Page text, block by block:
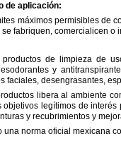
de aplicación:
máximos permisibles de
se fabriquen, comercialicen o
productos de limpieza de
y
faciales, desengrasantes,
libera al ambiente
objetivos legítimos de interés
y recubrimientos y
una norma oficial mexicana